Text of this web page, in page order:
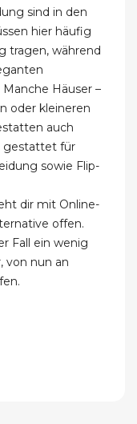
sind in den
hier häufig
tragen, während
Häuser –
oder kleineren
auch
gestattet für
sowie Flip-
dir mit Online-
offen.
Fall ein wenig
von nun an